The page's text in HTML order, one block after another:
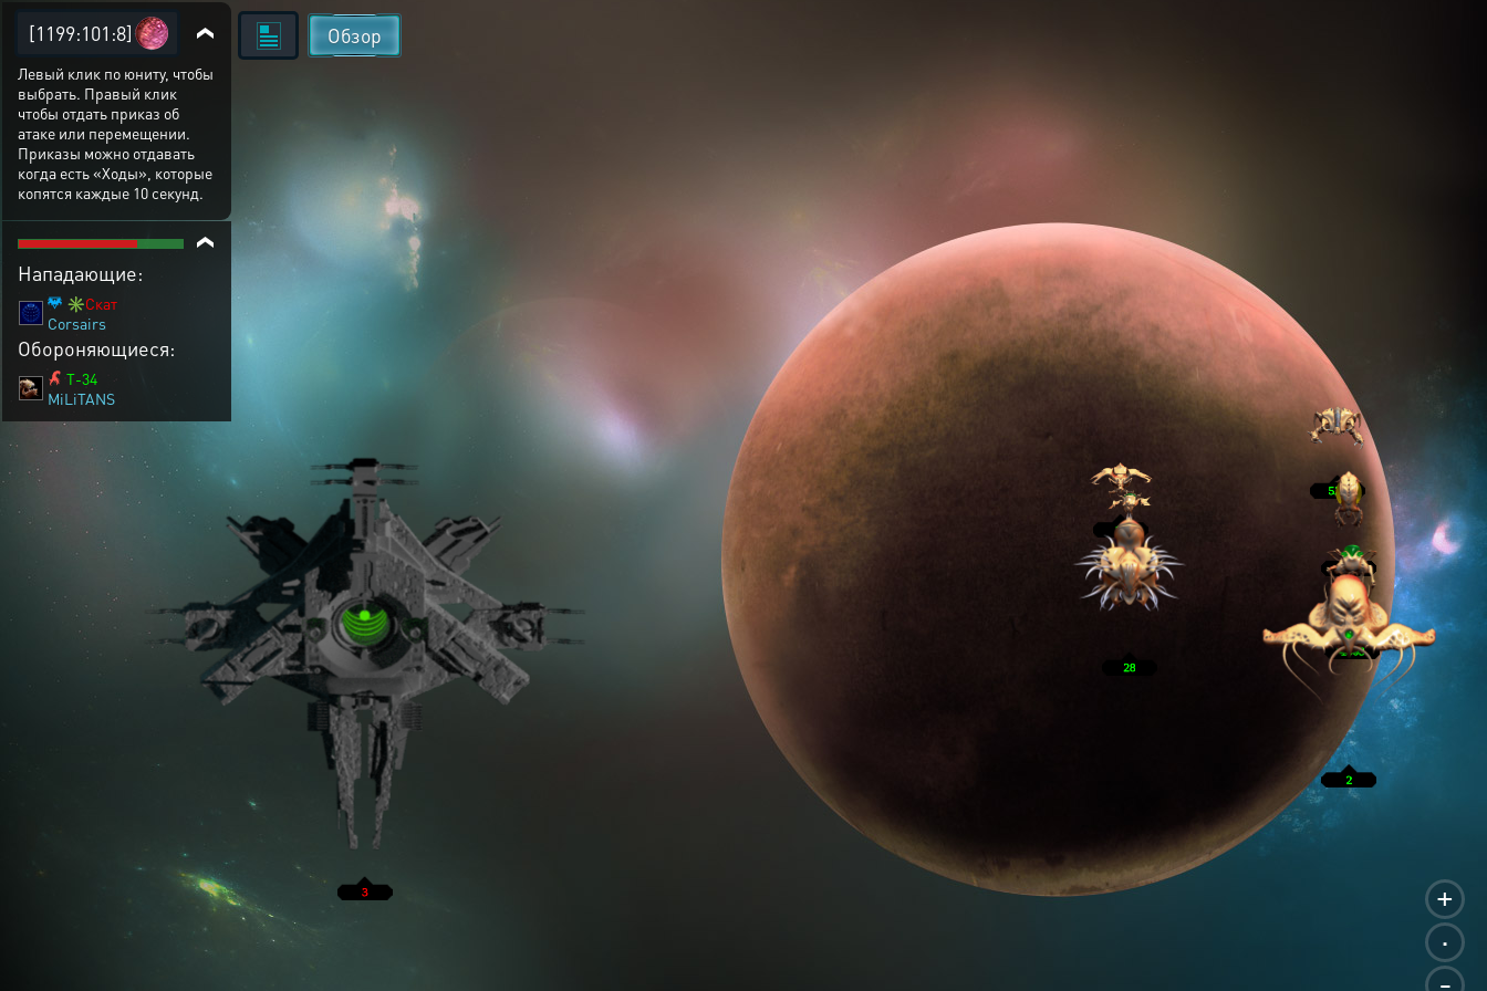
+
.
-
Обзор
[1199:101:8]
Левый клик по юниту, чтобы
выбрать. Правый клик
чтобы отдать приказ об
атаке или перемещении.
Приказы можно отдавать
когда есть «Ходы», которые
копятся каждые 10 секунд.
Нападающие:
✳️Скат
Corsairs
Обороняющиеся:
T-34
MiLiTANS